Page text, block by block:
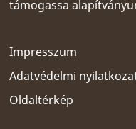
támogassa
Impresszum
Adatvédelmi
Oldaltérkép